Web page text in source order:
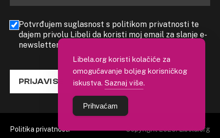
Potvrđujem suglasnost s politikom privatnosti te
dajem privolu Libeli da koristi moj email za slanje e-
newslettera
PRIJAVI SE
Politika privatnosti Copyright 2026. Libela.org
Libela.org koristi kolačiće za
omogućavanje boljeg korisničkog
iskustva. Saznaj više.
Prihvaćam